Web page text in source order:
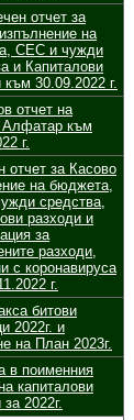
отчет за
на
СЕС и чужди
и Капиталови
към 30.09.2022 г.
отчет на
към
г.
отчет за Касово
на бюджета,
средства,
разходи и
за
разходи,
с коронавируса
г.
битови
2022г. и
на План 2023г.
в поименния
капиталови
2022г.